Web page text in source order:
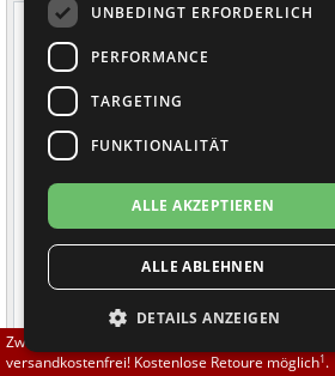
Übergrößen 43-44
Flexerinas
RayRose
Rummos
Rumpf
TopTanz
Öffnungszeiten
Montag
09:00 - 12:00
Dienstag
Mittwoch
09:00 - 12:00 & 15:00 -
Donnerstag
09:00 - 12:00
Freitag
09:00 - 12:00 & 15:00 -
Samstag
10:00 - 15:00
Sowie nach Vereinbarung
DADANZA
Zum Eistruper Feld 1
Zwischen 70,00 EUR und 800,00 EUR liefern wir
versandkostenfrei! Kostenlose Retoure möglich1.
UNBEDINGT ERFORDERLICH
PERFORMANCE
TARGETING
FUNKTIONALITÄT
ALLE AKZEPTIEREN
ALLE ABLEHNEN
DETAILS ANZEIGEN